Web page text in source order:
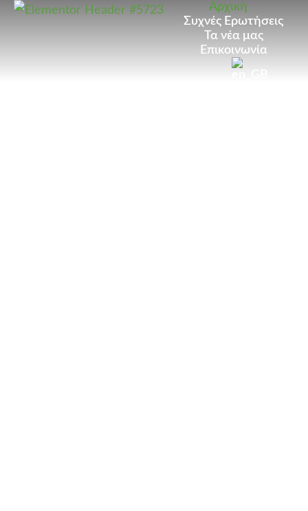
Αρχική
Συχνές Ερωτήσεις
Τα νέα μας
Επικοινωνία